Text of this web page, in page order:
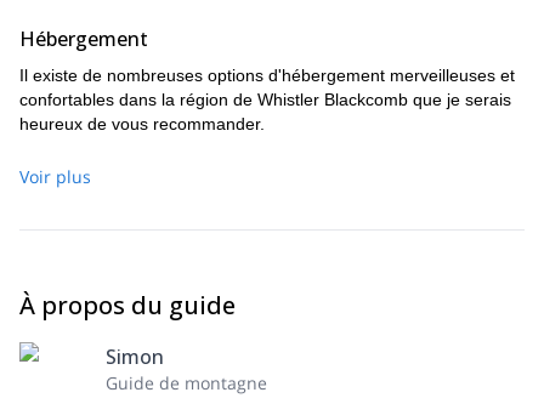
Hébergement
Il existe de nombreuses options d'hébergement merveilleuses et
confortables dans la région de Whistler Blackcomb que je serais
heureux de vous recommander.
Voir plus
À propos du guide
Simon
Guide de montagne